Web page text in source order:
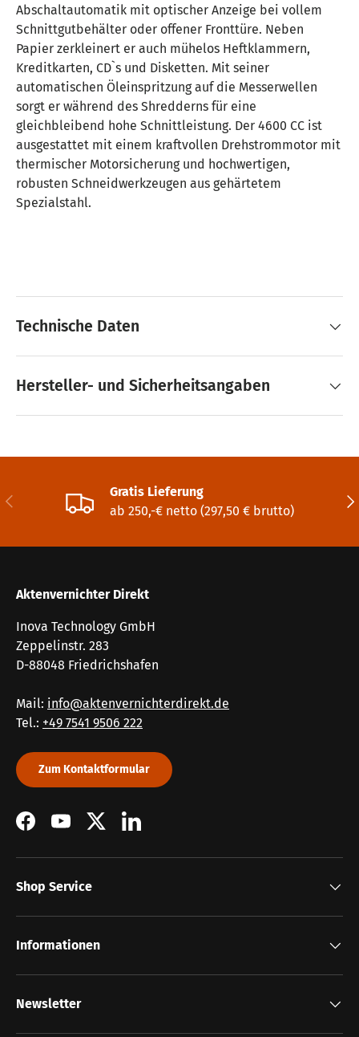
Abschaltautomatik mit optischer Anzeige bei vollem
Schnittgutbehälter oder offener Fronttüre. Neben
Papier zerkleinert er auch mühelos Heftklammern,
Kreditkarten, CD`s und Disketten. Mit seiner
automatischen Öleinspritzung auf die Messerwellen
sorgt er während des Shredderns für eine
gleichbleibend hohe Schnittleistung. Der 4600 CC ist
ausgestattet mit einem kraftvollen Drehstrommotor mit
thermischer Motorsicherung und hochwertigen,
robusten Schneidwerkzeugen aus gehärtetem
Spezialstahl.
Technische Daten
Hersteller- und Sicherheitsangaben
Vorherige
Gratis Lieferung
ab 250,-€ netto (297,50 € brutto)
Aktenvernichter Direkt
Inova Technology GmbH
Zeppelinstr. 283
D-88048 Friedrichshafen
Mail: info@aktenvernichterdirekt.de
Tel.: +49 7541 9506 222
Zum Kontaktformular
FacebookYouTubeTwitterLinkedIn
Shop Service
Informationen
Newsletter